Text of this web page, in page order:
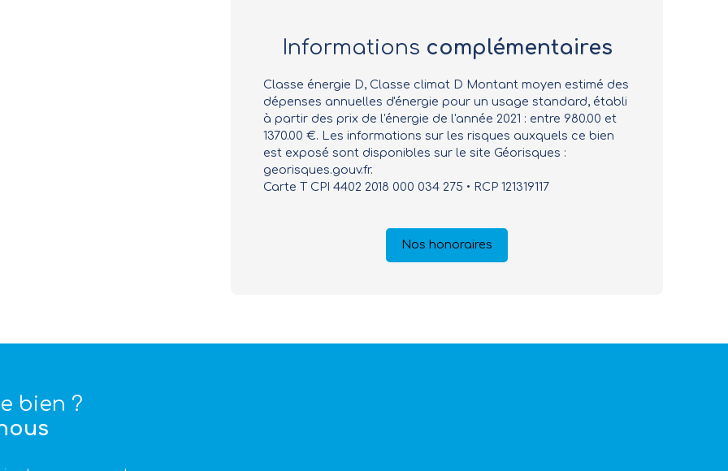
Informations complémentaires
Classe énergie D, Classe climat D Montant moyen estimé des
dépenses annuelles d'énergie pour un usage standard, établi
à partir des prix de l'énergie de l'année 2021 : entre 980.00 et
1370.00 €. Les informations sur les risques auxquels ce bien
est exposé sont disponibles sur le site Géorisques :
georisques.gouv.fr.
Carte T CPI 4402 2018 000 034 275 • RCP 121319117
Nos honoraires
bien ?